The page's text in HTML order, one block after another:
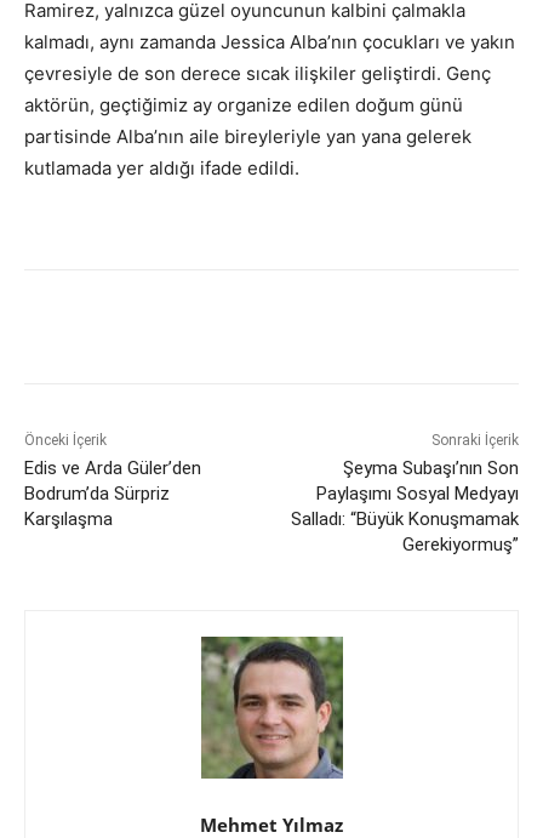
Ramirez, yalnızca güzel oyuncunun kalbini çalmakla
kalmadı, aynı zamanda Jessica Alba’nın çocukları ve yakın
çevresiyle de son derece sıcak ilişkiler geliştirdi. Genç
aktörün, geçtiğimiz ay organize edilen doğum günü
partisinde Alba’nın aile bireyleriyle yan yana gelerek
kutlamada yer aldığı ifade edildi.
Önceki İçerik
Edis ve Arda Güler’den
Bodrum’da Sürpriz
Karşılaşma
Sonraki İçerik
Şeyma Subaşı’nın Son
Paylaşımı Sosyal Medyayı
Salladı: “Büyük Konuşmamak
Gerekiyormuş”
Mehmet Yılmaz